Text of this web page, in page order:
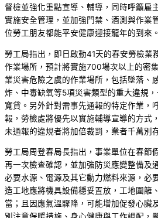
督檢並強化重點宣導、輔導，同時呼籲雇
實施安全管理，並加強門禁、酒測與作業
位勞工朋友都能平安健康迎接龍年的到來。
勞工局指出，即日啟動41天的春安勞檢業
作業場所，預計將實施700場次以上的密
業災害危險之虞的作業場所，包括墜落、
炸、中毒缺氧等5項災害類型的重大違規
寬貸。另外針對需事先通報的特定作業，
報，勞檢處將優先以實施輔導宣導的方式
未通報的違規者將加倍裁罰，業者千萬別
勞工局周登春局長指出，事業單位在春節
再一次檢查確認，並加強防災應變整備及
必要水源、電源及其它動力燃料來源，必
造工地應將機具設備穩妥置放，工地圍籬
當；且因應氣溫驟降，可能增加促發心臟